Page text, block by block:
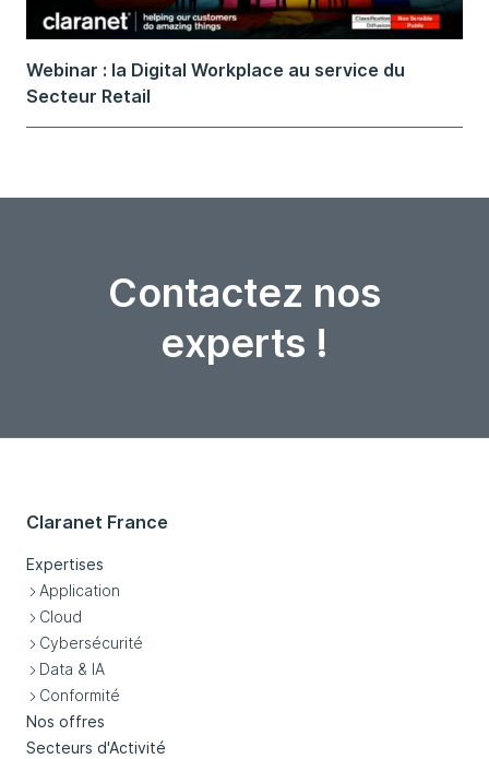
Webinar : la Digital Workplace au service du
Secteur Retail
Contactez nos
experts !
Claranet France
Expertises
Application
Cloud
Cybersécurité
Data & IA
Conformité
Nos offres
Secteurs d'Activité